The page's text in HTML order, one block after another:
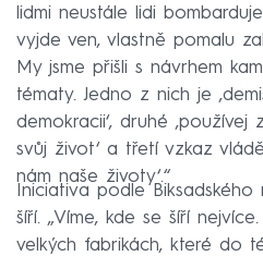
lidmi neustále lidi
vyjde ven, vlastně pomalu
My jsme přišli s návrhem
tématy. Jedno z nich je
demokracii‘, druhé ‚používej
svůj život‘ a třetí vzkaz
nám naše životy‘.“
Iniciativa podle
šíří. „Víme, kde se šíří
velkých fabrikách, které do